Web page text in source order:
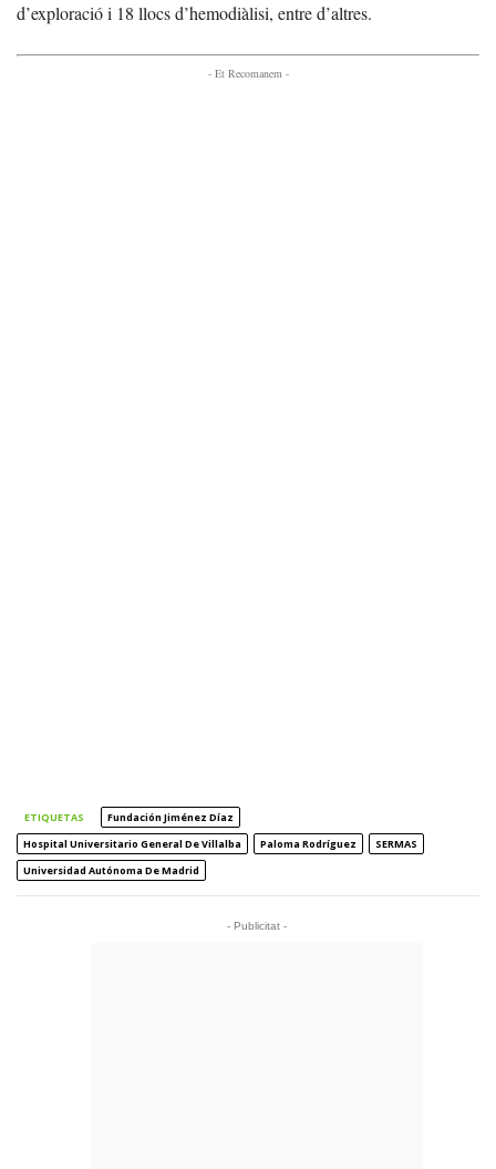
d’exploració i 18 llocs d’hemodiàlisi, entre d’altres.
- Et Recomanem -
ETIQUETAS
Fundación Jiménez Díaz
Hospital Universitario General De Villalba
Paloma Rodríguez
SERMAS
Universidad Autónoma De Madrid
- Publicitat -